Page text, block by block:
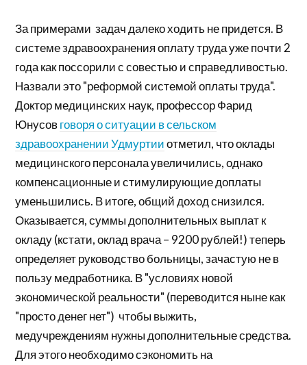
За примерами задач далеко ходить не придется. В
системе здравоохранения оплату труда уже почти 2
года как поссорили с совестью и справедливостью.
Назвали это "реформой системой оплаты труда".
Доктор медицинских наук, профессор Фарид
Юнусовговоря о ситуации в сельском
здравоохранении Удмуртииотметил, что оклады
медицинского персонала увеличились, однако
компенсационные и стимулирующие доплаты
уменьшились. В итоге, общий доход снизился.
Оказывается, суммы дополнительных выплат к
окладу (кстати, оклад врача – 9200 рублей!) теперь
определяет руководство больницы, зачастую не в
пользу медработника. В "условиях новой
экономической реальности" (переводится ныне как
"просто денег нет") чтобы выжить,
медучреждениям нужны дополнительные средства.
Для этого необходимо сэкономить на